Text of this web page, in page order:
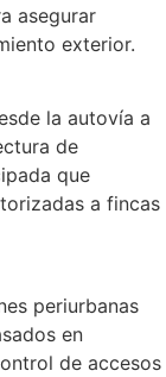
asegurar
exterior.
la autovía a
de
que
a fincas
periurbanas
en
de accesos